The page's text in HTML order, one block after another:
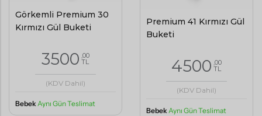
Görkemli Premium 30
Kırmızı Gül Buketi
3500 ,00
TL
(KDV Dahil)
BebekAynı Gün Teslimat
Premium 41 Kırmızı Gül
Buketi
4500 ,00
TL
(KDV Dahil)
BebekAynı Gün Teslimat